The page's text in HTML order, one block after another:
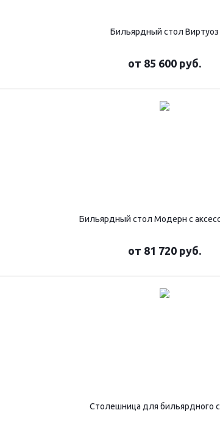
Бильярдный стол Виртуоз
от 85 600 руб.
Бильярдный стол Модерн с
от 81 720 руб.
Столешница для бильярдного